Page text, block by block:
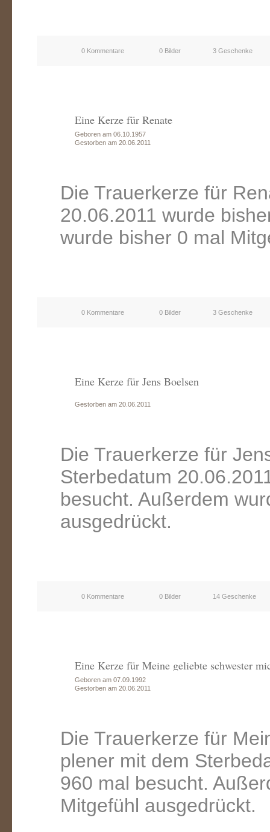
0 Kommentare 0 Bilder 3 Geschenke
Eine Kerze für Renate
Geboren am 06.10.1957
Gestorben am 20.06.2011
Die Trauerkerze für
20.06.2011 wurde
wurde bisher 0 mal
0 Kommentare 0 Bilder 3 Geschenke
Eine Kerze für Jens Boelsen
Gestorben am 20.06.2011
Die Trauerkerze für
Sterbedatum
besucht. Außerdem
ausgedrückt.
0 Kommentare 0 Bilder 14 Geschenke
Eine Kerze für Meine geliebte schwester
Geboren am 07.09.1992
Gestorben am 20.06.2011
Die Trauerkerze für
plener mit dem
960 mal besucht.
Mitgefühl ausgedrückt.